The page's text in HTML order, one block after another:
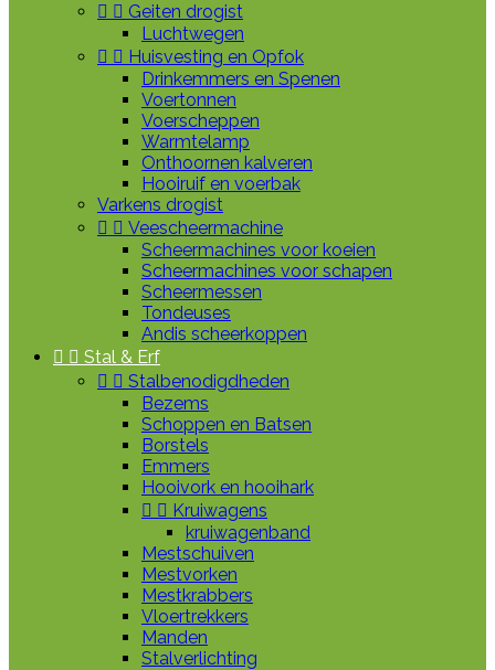
  Geiten drogist
Luchtwegen
  Huisvesting en Opfok
Drinkemmers en Spenen
Voertonnen
Voerscheppen
Warmtelamp
Onthoornen kalveren
Hooiruif en voerbak
Varkens drogist
  Veescheermachine
Scheermachines voor koeien
Scheermachines voor schapen
Scheermessen
Tondeuses
Andis scheerkoppen
  Stal & Erf
  Stalbenodigdheden
Bezems
Schoppen en Batsen
Borstels
Emmers
Hooivork en hooihark
  Kruiwagens
kruiwagenband
Mestschuiven
Mestvorken
Mestkrabbers
Vloertrekkers
Manden
Stalverlichting